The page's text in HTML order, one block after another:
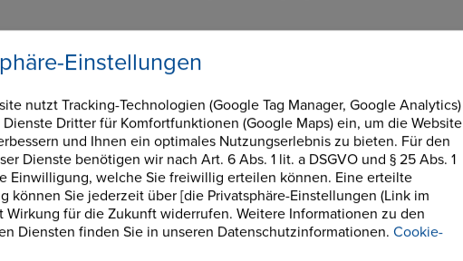
Einstellungen
nutzt Tracking-Technologien (Google Tag Manager, Google Analytics)
Dritter für Komfortfunktionen (Google Maps) ein, um die Website
und Ihnen ein optimales Nutzungserlebnis zu bieten. Für den
Dienste benötigen wir nach Art. 6 Abs. 1 lit. a DSGVO und § 25 Abs. 1
Einwilligung, welche Sie freiwillig erteilen können. Eine erteilte
können Sie jederzeit über [die Privatsphäre-Einstellungen (Link im
Wirkung für die Zukunft widerrufen. Weitere Informationen zu den
Diensten finden Sie in unseren Datenschutzinformationen. Cookie-
Pinflex Spiderflex